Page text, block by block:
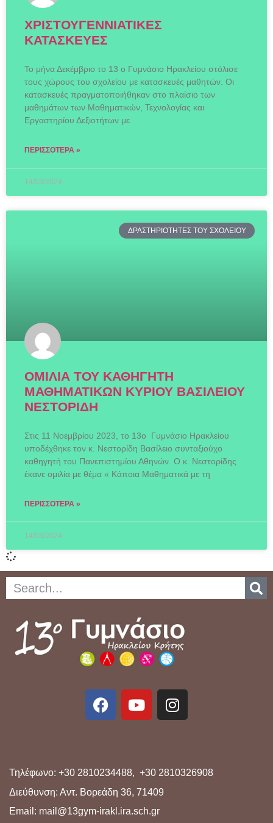
ΧΡΙΣΤΟΥΓΕΝΝΙΑΤΙΚΕΣ
ΚΑΤΑΣΚΕΥΕΣ
Το μήνα Δεκέμβριο το 13 ο Γυμνάσιο Ηρακλείου στόλισε
τους χώρους του σχολείου με κατασκευές μαθητών. Οι
κατασκευές πραγματοποιήθηκαν στο πλαίσιο των
μαθημάτων των Μαθηματικών, Τεχνολογίας και
Εργαστηρίου Δεξιοτήτων με
ΠΕΡΙΣΣΌΤΕΡΑ »
14/03/2024
ΔΡΑΣΤΗΡΙΟΤΗΤΕΣ ΤΟΥ ΣΧΟΛΕΙΟΥ
ΟΜΙΛΙΑ ΤΟΥ ΚΑΘΗΓΗΤΗ
ΜΑΘΗΜΑΤΙΚΩΝ ΚΥΡΙΟΥ ΒΑΣΙΛΕΙΟΥ
ΝΕΣΤΟΡΙΔΗ
Στις 11 Νοεμβρίου 2023, το 13ο Γυμνάσιο Ηρακλείου
υποδέχθηκε τον κ. Νεστορίδη Βασίλειο συνταξιούχο
καθηγητή του Πανεπιστημίου Αθηνών. Ο κ. Νεστορίδης
έκανε ομιλία με θέμα « Κάποια Μαθηματικά με τη
ΠΕΡΙΣΣΌΤΕΡΑ »
14/03/2024
Τηλέφωνο: +30 2810234488, +30 2810326908
Διεύθυνση: Αντ. Βορεάδη 36, 71409
Email: mail@13gym-irakl.ira.sch.gr